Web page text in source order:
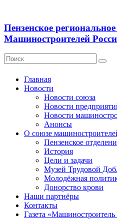
Пензенское
Машиностроителей
Главная
Новости
Новости союза
Новости
Новости
Анонсы
О союзе
Пензенское
История
Цели и задачи
Музей Трудовой
Молодёжная
Донорство крови
Наши партнёры
Контакты
Газета «Машиностроитель